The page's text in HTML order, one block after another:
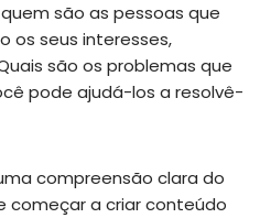
são as pessoas que
os seus interesses,
são os problemas que
pode ajudá-los a resolvê-
compreensão clara do
começar a criar conteúdo